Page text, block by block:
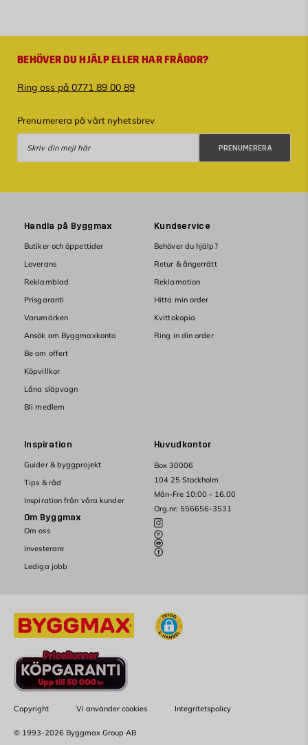
BEHÖVER DU HJÄLP ELLER HAR FRÅGOR?
Ring oss på 0771 89 00 89
Prenumerera på vårt nyhetsbrev
PRENUMERERA
Huvudkontor
Box 30006
104 25 Stockholm
Mån-Fre 10:00 - 16.00
Org.nr: 556656-3531
Handla på Byggmax
Butiker och öppettider
Leverans
Reklamblad
Prisgaranti
Varumärken
Ansök om Byggmaxkonto
Be om offert
Köpvillkor
Låna släpvagn
Bli medlem
Kundservice
Behöver du hjälp?
Retur & ångerrätt
Reklamation
Hitta min order
Kvittokopia
Ring in din order
Inspiration
Guider & byggprojekt
Tips & råd
Inspiration från våra kunder
Om Byggmax
Om oss
Investerare
Lediga jobb
Copyright Vi använder cookies Integritetspolicy
© 1993-2026 Byggmax Group AB